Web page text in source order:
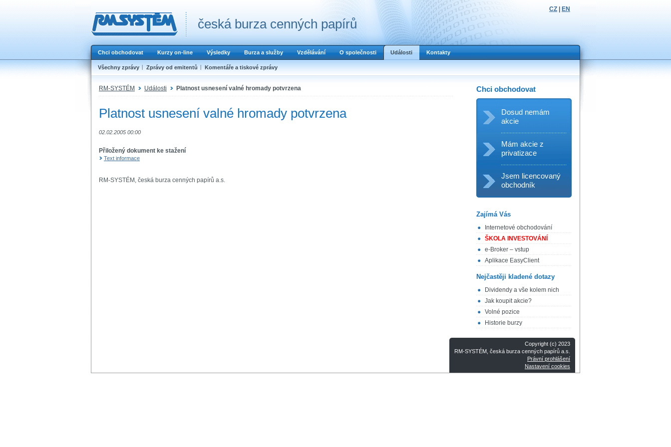
česká burza cenných papírů
CZ EN
Chci obchodovat Kurzy on-line Výsledky Burza a služby Vzdělávání O společnosti Události Kontakty
Všechny zprávy Zprávy od emitentů Komentáře a tiskové zprávy
RM-SYSTÉM Události Platnost usnesení valné hromady potvrzena
Platnost usnesení valné hromady potvrzena
02.02.2005 00:00
Přiložený dokument ke stažení
Text informace
RM-SYSTÉM, česká burza cenných papírů a.s.
Chci obchodovat
Dosud nemám
akcie
Mám akcie z
privatizace
Jsem licencovaný
obchodník
Zajímá Vás
Internetové obchodování
ŠKOLA INVESTOVÁNÍ
e-Broker – vstup
Aplikace EasyClient
Nejčastěji kladené dotazy
Dividendy a vše kolem nich
Jak koupit akcie?
Volné pozice
Historie burzy
Copyright (c) 2023
RM-SYSTÉM, česká burza cenných papírů a.s.
Právní prohlášení
Nastavení cookies